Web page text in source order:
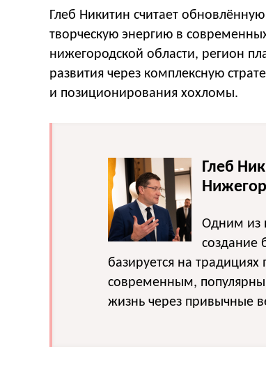
Глеб Никитин считает
творческую энергию в
нижегородской области, регион
развития через комплексную
и позиционирования хохломы.
Глеб
Одним из
создание
базируется на
современным,
жизнь через привычные